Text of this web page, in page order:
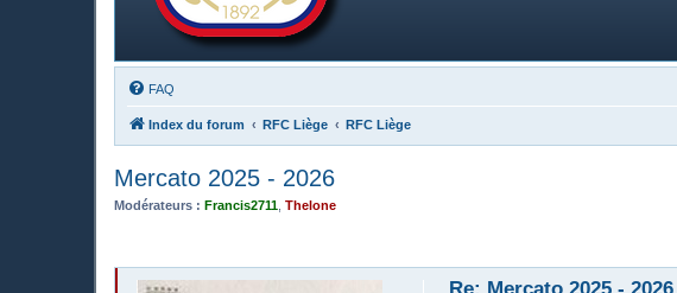
FAQ
Index du forum RFC Liège RFC Liège
Mercato 2025 - 2026
Modérateurs : Francis2711 Thelone
Re: Mercato 2025 - 2026